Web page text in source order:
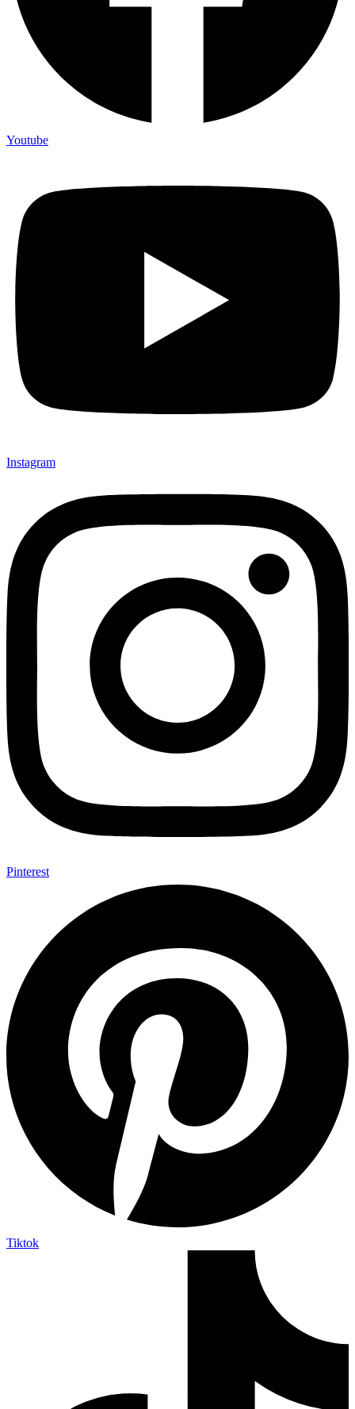
Youtube
Instagram
Pinterest
Tiktok